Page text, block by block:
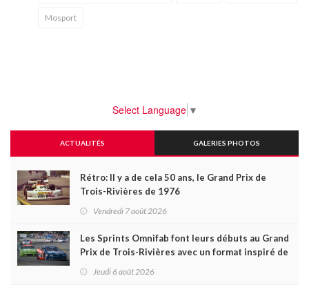
Mosport
Select Language ▼
ACTUALITÉS GALERIES PHOTOS
Rétro: Il y a de cela 50 ans, le Grand Prix de
Trois-Rivières de 1976
Vendredi 7 août 2026
Les Sprints Omnifab font leurs débuts au Grand
Prix de Trois-Rivières avec un format inspiré de
Jeudi 6 août 2026